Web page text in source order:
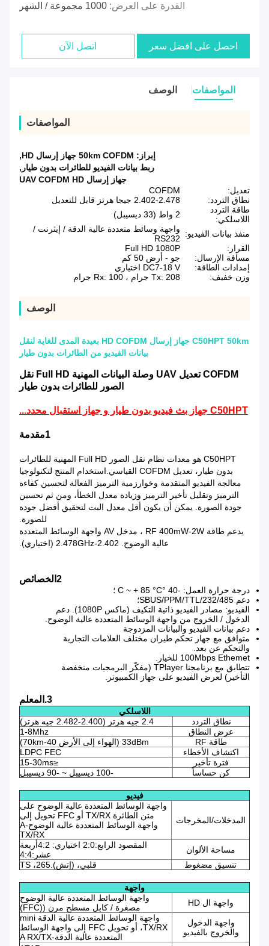
القدرة على العرض: 1000 مجموعة / الشهر
احصل على افضل سعر اتصل الآن
المواصفات الوصف
المواصفات
إبراز: 50km COFDM جهاز إرسال HD
,
ربط بيانات الفيديو للطائرات بدون طيار ,
جهاز إرسال UAV COFDM HD
تعديل:
COFDM
نطاق التردد:
2.402-2.478 جيجا هرتز قابل للتعديل
طاقة التردد
اللاسلكي:
2 واط (33 ديسيبل)
منفذ بيانات الفيديو:
واجهة وسائط متعددة عالية الدقة / إيثرنت /
RS232
القرار:
Full HD 1080P
مسافة الإرسال:
جو - أرض 50 كم
إمدادات الطاقة:
DC7-18 V اختياري
وزن خفيف:
Tx: 208 جرام ، Rx: 100 جرام
الوصف
C50HPT 50km جهاز إرسال HD COFDM بعيدة المدى للغاية لنقل
بيانات الفيديو من الطائرات بدون طيار
COFDM تعديل UAV وصلة البيانات المهنية Full HD نقل
الصور للطائرات بدون طيار
C50HPT جهاز بث فيديو بدون طيار و جهاز استقبال محدد...
1مقدمة
C50HPT هو معدات نظام نقل الصور Full HD المهنية للطائرات
بدون طيار، تعديل COFDM القياسي.استخدام المنتج لتكنولوجيا
معالجة الفيديو المتقدمة وخوارزمية الترميز الفعالة لتحسين كفاءة
الترميز وتقليل تأخير الترميز وزيادة معدل الخطأ، ومن ثم تحسين
جودة الصورة. يمكن أن يكون أقل معدل البت لتحقيق أفضل جودة
للصورة.
يدعم طاقة RF 400mW-2W ، مدخل AV واجهة الوسائط المتعددة
عالية الوضوح. 2.402-2.478GHz (اختياري).
2الخصائص
درجة حرارة العمل: -40 °C ~ + 85 °C ؛
دعم SBUS/PPM/TTL/232/485؛
الفيديو: مصادر الفيديو ذاتية التكيف (ماكس 1080P). دعم
الدخول / الخروج من واجهة الوسائط المتعددة عالية الوضوح.
دعم بيانات الفيديو والبيانات المزدوجة
متوافق مع جهاز تحكم طيران مختلف العلامات التجارية
والتحكم عن بعد.
100Mbps Ethemet للخيار.
تتطابق مع برنامجنا TPlayer (مفكّر البرمجيات منخفضة
التأخير) لعرض الفيديو على جهاز الكمبيوتر.
3.المعلم
اللاسلكي
نطاق التردد
2.4 جيه هرتز (2.400-2.482 جيه هرتز)
عرض النطاق
1-8Mhz
طاقة RF
33dBm (الهواء إلى الأرض 40-70km)
اكتشاف الأخطاء
LDPC FEC
فترة تأخير
≤15-30ms
كن حساساً
-100 ديسيبل ~ -90 ديسيبل
فيديو
المدخلات/المخرجات
واجهة الوسائط المتعددة عالية الوضوح على
متن الطائرة TX/RX أو FFC تحويل إلى
واجهة الوسائط المتعددة عالية الوضوح-A
TX/RX
مساحة الألوان
المقصود الرابع:2:0 اختياري: 4:2أربعة
عشر:4:4
تنسيق مضغوط
قلبي، (إتش).265، TS
واجهة
واجهة ال HD
واجهة الوسائط المتعددة عالية الوضوح
مصغرة / كابل مسطح مرن ((FFC)
واجهة الدخول
والخروج بالفيديو
واجهة الوسائط المتعددة عالية الدقة mini
TX/RX، أو تحويل FFC إلى واجهة الوسائط
المتعددة عالية الدقة-A RX/TX